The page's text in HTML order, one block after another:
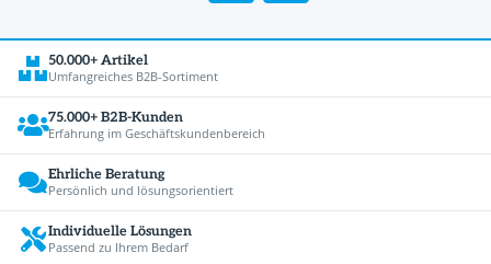
50.000+ Artikel
Umfangreiches B2B-Sortiment
75.000+ B2B-Kunden
Erfahrung im Geschäftskundenbereich
Ehrliche Beratung
Persönlich und lösungsorientiert
Individuelle Lösungen
Passend zu Ihrem Bedarf